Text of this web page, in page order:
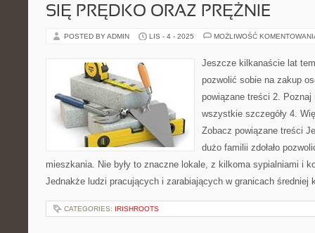
SIĘ PRĘDKO ORAZ PRĘŻNIE
POSTED BY ADMIN LIS - 4 - 2025 MOŻLIWOŚĆ
Jeszcze kilkanaście lat
pozwolić sobie na zakup
powiązane treści 2.
wszystkie szczegóły 4.
Zobacz powiązane treści
dużo familii zdołało
mieszkania. Nie były to znaczne lokale, z kilkoma sypialniami i
Jednakże ludzi pracujących i zarabiających w granicach średniej
CATEGORIES: IRISHROOTS